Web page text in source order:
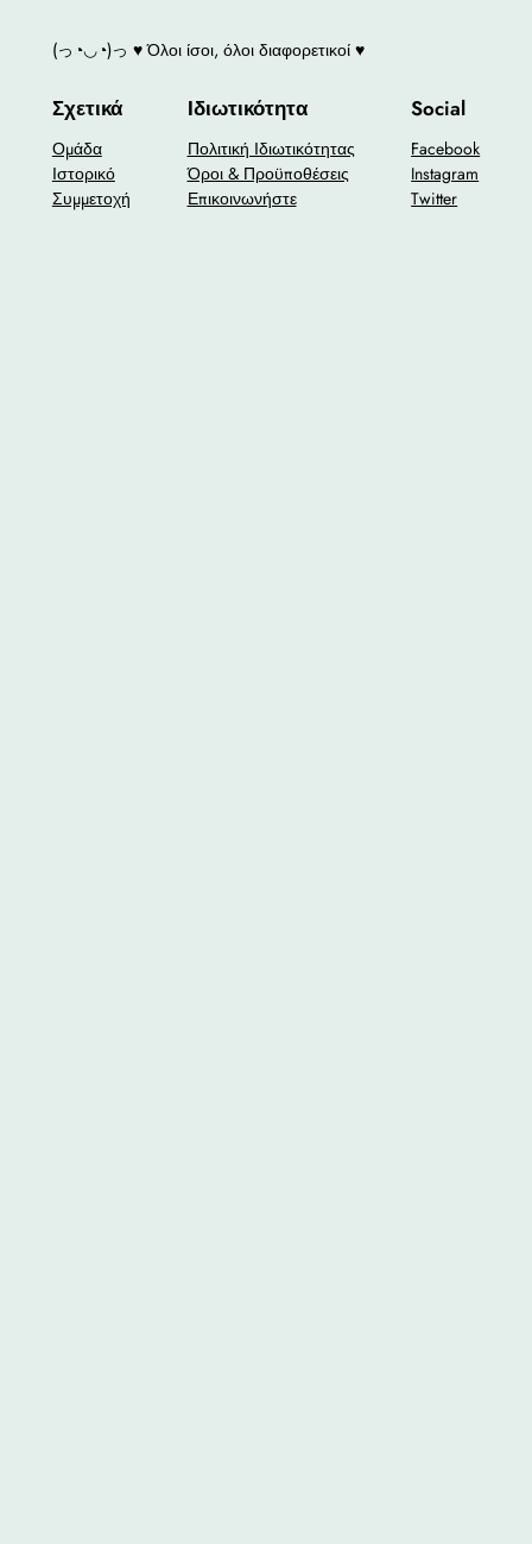
(っ◔◡◔)っ ♥ Όλοι ίσοι, όλοι διαφορετικοί ♥
Σχετικά
Ομάδα
Ιστορικό
Συμμετοχή
Ιδιωτικότητα
Πολιτική Ιδιωτικότητας
Όροι & Προϋποθέσεις
Επικοινωνήστε
Social
Facebook
Instagram
Twitter